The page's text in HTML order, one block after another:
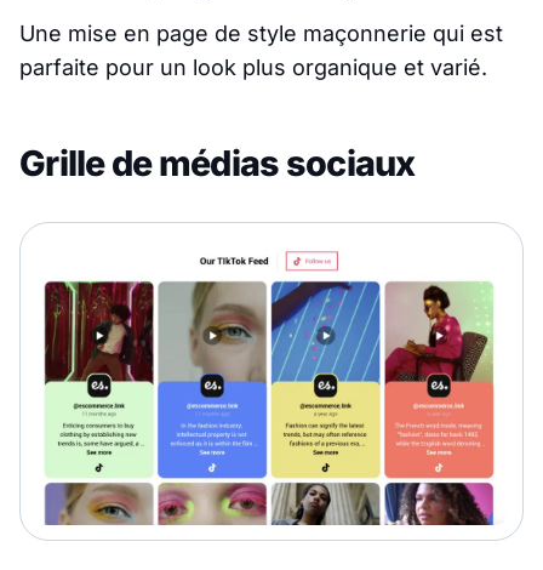
Une mise en page de style maçonnerie qui est
parfaite pour un look plus organique et varié.
Grille de médias sociaux